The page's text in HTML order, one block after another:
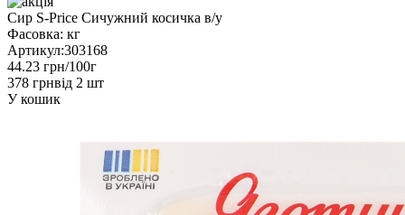
Сир S-Price Сичужний косичка в/у
Фасовка: кг
Артикул:303168
44.23 грн/100г
378 грнвід 2 шт
У кошик